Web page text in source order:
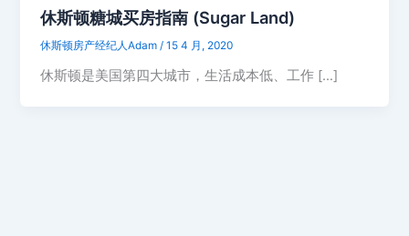
休斯顿糖城买房指南 (Sugar Land)
休斯顿房产经纪人Adam/15 4 月, 2020
休斯顿是美国第四大城市，生活成本低、工作 […]